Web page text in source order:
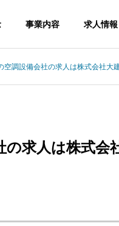
事業内容 求人情報
空調設備会社の求人は株式会社大
求人は株式会